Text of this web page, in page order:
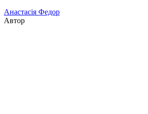
Анастасія Федор
Автор